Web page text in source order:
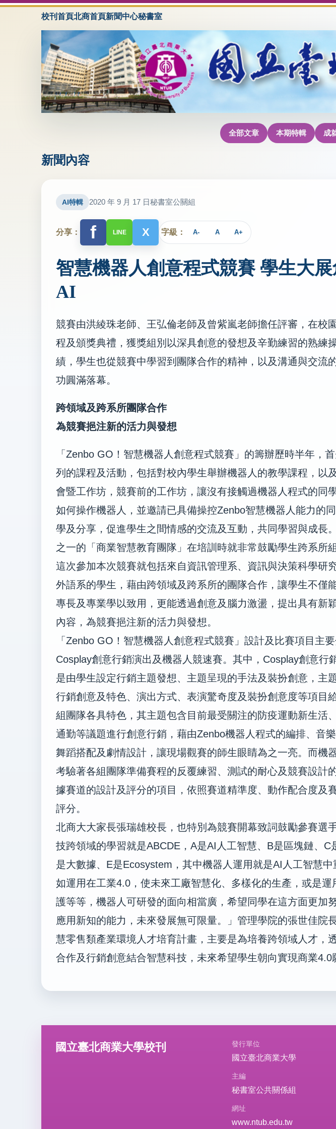
校刊首頁北商首頁新聞中心秘書室
全部文章 本期特輯 成
新聞內容
AI特輯 2020 年 9 月 17 日秘書室公關組
分享： f LINE X 字級： A- A A+
智慧機器人創意程式競賽 學生大
AI
競賽由洪綾珠老師、王弘倫老師及曾紫嵐老師擔任評審，在校
程及頒獎典禮，獲獎組別以深具創意的發想及辛勤練習的熟練
績，學生也從競賽中學習到團隊合作的精神，以及溝通與交流
功圓滿落幕。
跨領域及跨系所團隊合作
為競賽挹注新的活力與發想
「Zenbo GO ！智慧機器人創意程式競賽」的籌辦歷時半年，
列的課程及活動，包括對校內學生舉辦機器人的教學課程，以
會暨工作坊，競賽前的工作坊，讓沒有接觸過機器人程式的同
如何操作機器人，並邀請已具備操控Zenbo智慧機器人能力的
學及分享，促進學生之間情感的交流及互動，共同學習與成長
之一的「商業智慧教育團隊」在培訓時就非常鼓勵學生跨系所
這次參加本次競賽就包括來自資訊管理系、資訊與決策科學研
外語系的學生，藉由跨領域及跨系所的團隊合作，讓學生不僅
專長及專業學以致用，更能透過創意及腦力激盪，提出具有新
內容，為競賽挹注新的活力與發想。
「Zenbo GO！ 智慧機器人創意程式競賽」設計及比賽項目主要
Cosplay創意行銷演出及機器人競速賽。其中， Cosplay創意行
是由學生設定行銷主題發想、主題呈現的手法及裝扮創意，主
行銷創意及特色、演出方式、表演驚奇度及裝扮創意度等項目
組團隊各具特色，其主題包含目前最受關注的防疫運動新生活
通勤等議題進行創意行銷，藉由Zenbo機器人程式的編排、音
舞蹈搭配及劇情設計，讓現場觀賽的師生眼睛為之一亮。而機
考驗著各組團隊準備賽程的反覆練習、測試的耐心及競賽設計
據賽道的設計及評分的項目，依照賽道精準度、動作配合度及
評分。
北商大大家長張瑞雄校長，也特別為競賽開幕致詞鼓勵參賽選
技跨領域的學習就是ABCDE ， A是AI 人工智慧、 B是區塊鏈、 C
是大數據、 E是Ecosystem ，其中機器人運用就是AI 人工智慧
如運用在工業4.0 ，使未來工廠智慧化、多樣化的生產，或是運
護等等，機器人可研發的面向相當廣，希望同學在這方面更加
應用新知的能力，未來發展無可限量。」管理學院的張世佳院
慧零售類產業環境人才培育計畫，主要是為培養跨領域人才，
合作及行銷創意結合智慧科技，未來希望學生朝向實現商業4.0
國立臺北商業大學校刊 發行單位
國立臺北商業大學
主編
秘書室公共關係組
網址
www.ntub.edu.tw